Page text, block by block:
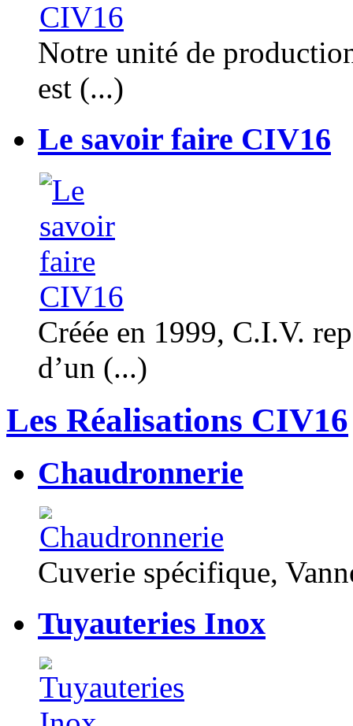
Notre unité de
est (...)
Le savoir faire CIV16
Créée en 1999, C.I.V.
d’un (...)
Les Réalisations CIV16
Chaudronnerie
Cuverie spécifique,
Tuyauteries Inox